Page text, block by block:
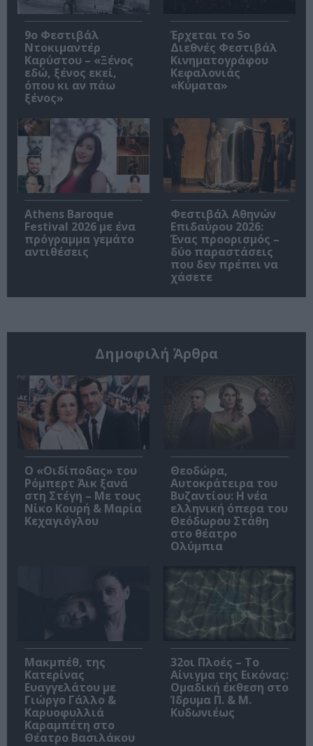
9ο Φεστιβάλ
Ντοκιμαντέρ
Καρύστου – «Ξένος
εδώ, ξένος εκεί,
όπου κι αν πάω
ξένος»
Έρχεται το 5ο
Διεθνές Φεστιβάλ
Κινηματογράφου
Κεφαλονιάς
«Κύματα»
Athens Baroque
Festival 2026 με ένα
πρόγραμμα γεμάτο
αντιθέσεις
Φεστιβάλ Αθηνών
Επιδαύρου 2026:
Ένας προορισμός –
δύο παραστάσεις
που δεν πρέπει να
χάσετε
Δημοφιλή Άρθρα
O «Οιδίποδας» του
Ρόμπερτ Άικ ξανά
στη Στέγη – Με τους
Νίκο Κουρή & Μαρία
Κεχαγιόγλου
Θεοδώρα,
Αυτοκράτειρα του
Βυζαντίου: Η νέα
ελληνική όπερα του
Θεόδωρου Στάθη
στο θέατρο
Ολύμπια
Μακμπέθ, της
Κατερίνας
Ευαγγελάτου με
Γιώργο Γάλλο &
Καρυοφυλλιά
Καραμπέτη στο
Θέατρο Βασιλάκου
32οι Πλοές – Το
Αίνιγμα της Εικόνας:
Ομαδική έκθεση στο
Ίδρυμα Π. & Μ.
Κυδωνιέως